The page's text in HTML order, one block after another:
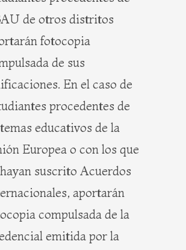
de otros distritos
fotocopia
de sus
En el caso de
procedentes de
educativos de la
Europea o con los que
suscrito Acuerdos
aportarán
compulsada de la
emitida por la